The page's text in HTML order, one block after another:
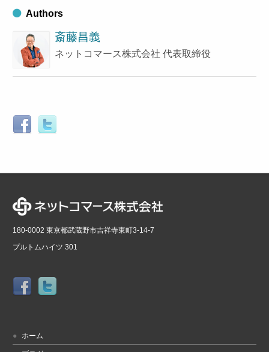
Authors
斎藤昌義
ネットコマース株式会社 代表取締役
180-0002 東京都武蔵野市吉祥寺東町3-14-7
プルトムハイツ 301
ホーム